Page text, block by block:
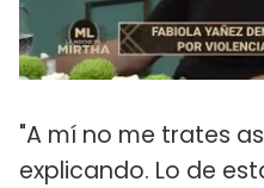
"A mí no me trates
explicando. Lo de